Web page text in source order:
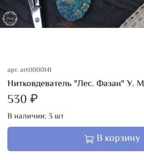
арт.art0000141
Нитковдеватель "Лес. Фазан" У.
530 ₽
В наличии: 3шт
В корзину